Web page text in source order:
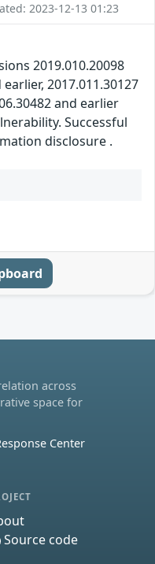
2023-12-13 01:23
2019.010.20098
2017.011.30127
and earlier
Successful
disclosure .
across
space for
Center
Source code